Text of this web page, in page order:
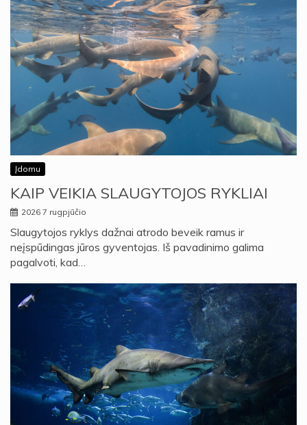
Įdomu
KAIP VEIKIA SLAUGYTOJOS RYKLIAI
2026 7 rugpjūčio
Slaugytojos ryklys dažnai atrodo beveik ramus ir
neįspūdingas jūros gyventojas. Iš pavadinimo galima
pagalvoti, kad…